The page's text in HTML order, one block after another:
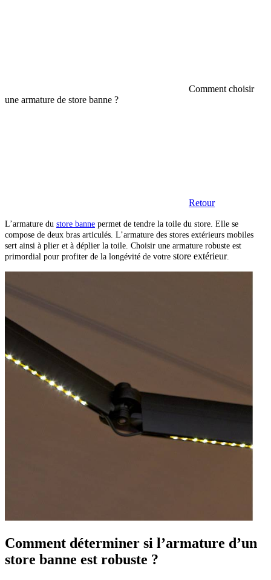
Comment choisir
une armature de store banne ?
Retour
L’armature du store banne permet de tendre la toile du store. Elle se
compose de deux bras articulés. L’armature des stores extérieurs mobiles
sert ainsi à plier et à déplier la toile. Choisir une armature robuste est
primordial pour profiter de la longévité de votre store extérieur.
Comment déterminer si l’armature d’un
store banne est robuste ?